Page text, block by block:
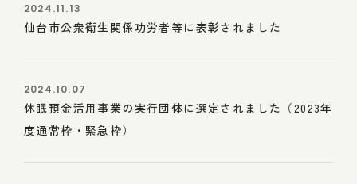
2024.11.13
仙台市公衆衛生関係功労者等に表彰されました
2024.10.07
休眠預金活用事業の実行団体に選定されました（2023年
度通常枠・緊急枠）